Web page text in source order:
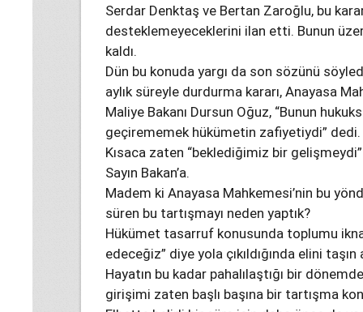
Serdar Denktaş ve Bertan Zaroğlu, bu
desteklemeyeceklerini ilan etti. Bunun
kaldı.
Dün bu konuda yargı da son sözünü
aylık süreyle durdurma kararı, Anayasa
Maliye Bakanı Dursun Oğuz, “Bunun
geçirememek hükümetin zafiyetiydi” dedi.
Kısaca zaten “beklediğimiz bir
Sayın Bakan’a.
Madem ki Anayasa Mahkemesi’nin bu
süren bu tartışmayı neden yaptık?
Hükümet tasarruf konusunda toplumu
edeceğiz” diye yola çıkıldığında elini
Hayatın bu kadar pahalılaştığı bir
girişimi zaten başlı başına bir tartışma